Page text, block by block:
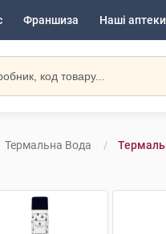
Франшиза Наші аптеки
Термальна Вода